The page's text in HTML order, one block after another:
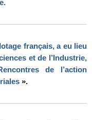
français, a eu lieu
et de l’Industrie,
de l’action
».